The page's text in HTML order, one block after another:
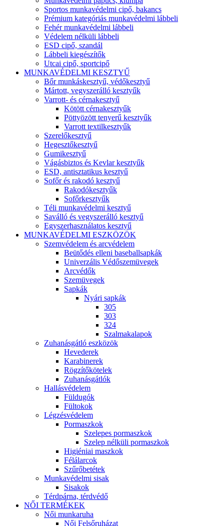
Sportos munkavédelmi cipő, bakancs
Prémium kategóriás munkavédelmi lábbeli
Fehér munkavédelmi lábbeli
Védelem nélküli lábbeli
ESD cipő, szandál
Lábbeli kiegészítők
Utcai cipő, sportcipő
MUNKAVÉDELMI KESZTYŰ
Bőr munkáskesztyű, védőkesztyű
Mártott, vegyszerálló kesztyűk
Varrott- és cérnakesztyű
Kötött cérnakesztyűk
Pöttyözött tenyerű kesztyűk
Varrott textilkesztyűk
Szerelőkesztyű
Hegesztőkesztyű
Gumikesztyű
Vágásbiztos és Kevlar kesztyűk
ESD, antisztatikus kesztyű
Sofőr és rakodó kesztyű
Rakodókesztyűk
Sofőrkesztyűk
Téli munkavédelmi kesztyű
Saválló és vegyszerálló kesztyű
Egyszerhasználatos kesztyű
MUNKAVÉDELMI ESZKÖZÖK
Szemvédelem és arcvédelem
Beütődés elleni baseballsapkák
Univerzális Védőszemüvegek
Arcvédők
Szemüvegek
Sapkák
Nyári sapkák
305
303
324
Szalmakalapok
Zuhanásgátló eszközök
Hevederek
Karabinerek
Rögzítőkötelek
Zuhanásgátlók
Hallásvédelem
Füldugók
Fültokok
Légzésvédelem
Pormaszkok
Szelepes pormaszkok
Szelep nélküli pormaszkok
Higiéniai maszkok
Félálarcok
Szűrőbetétek
Munkavédelmi sisak
Sisakok
Térdpárna, térdvédő
NŐI TERMÉKEK
Női munkaruha
Női Felsőruházat